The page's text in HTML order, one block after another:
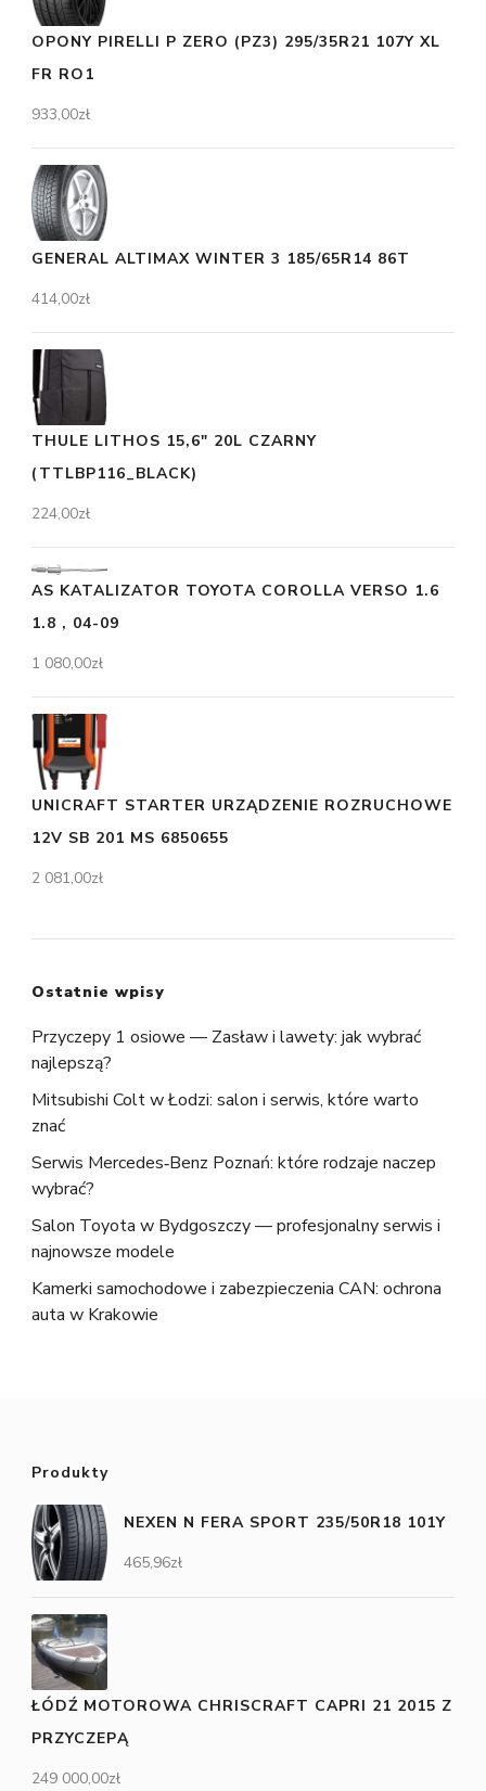
OPONY PIRELLI P ZERO (PZ3) 295/35R21 107Y XL
FR RO1
933,00zł
GENERAL ALTIMAX WINTER 3 185/65R14 86T
414,00zł
THULE LITHOS 15,6" 20L CZARNY
(TTLBP116_BLACK)
224,00zł
AS KATALIZATOR TOYOTA COROLLA VERSO 1.6
1.8 , 04-09
1 080,00zł
UNICRAFT STARTER URZĄDZENIE ROZRUCHOWE
12V SB 201 MS 6850655
2 081,00zł
Ostatnie wpisy
Przyczepy 1 osiowe — Zasław i lawety: jak wybrać
najlepszą?
Mitsubishi Colt w Łodzi: salon i serwis, które warto
znać
Serwis Mercedes‑Benz Poznań: które rodzaje naczep
wybrać?
Salon Toyota w Bydgoszczy — profesjonalny serwis i
najnowsze modele
Kamerki samochodowe i zabezpieczenia CAN: ochrona
auta w Krakowie
Produkty
NEXEN N FERA SPORT 235/50R18 101Y
465,96zł
ŁÓDŹ MOTOROWA CHRISCRAFT CAPRI 21 2015 Z
PRZYCZEPĄ
249 000,00zł